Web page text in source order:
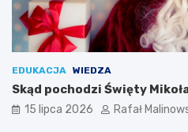
EDUKACJA WIEDZA
Skąd pochodzi Święty
15 lipca 2026 Rafał